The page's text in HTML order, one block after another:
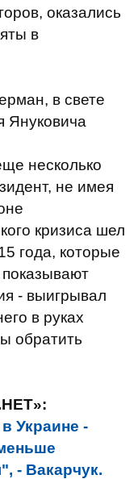
оказались
в
в свете
Януковича
несколько
не имея
кризиса шел
года, которые
- выигрывал
в руках
обратить
Украине -
- Вакарчук.